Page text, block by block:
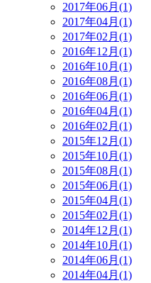
2017年06月(1)
2017年04月(1)
2017年02月(1)
2016年12月(1)
2016年10月(1)
2016年08月(1)
2016年06月(1)
2016年04月(1)
2016年02月(1)
2015年12月(1)
2015年10月(1)
2015年08月(1)
2015年06月(1)
2015年04月(1)
2015年02月(1)
2014年12月(1)
2014年10月(1)
2014年06月(1)
2014年04月(1)